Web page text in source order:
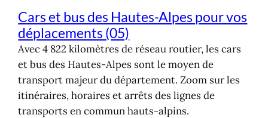
Cars et bus des Hautes-Alpes pour vos
déplacements (05)
Avec 4 822 kilomètres de réseau routier, les cars
et bus des Hautes-Alpes sont le moyen de
transport majeur du département. Zoom sur les
itinéraires, horaires et arrêts des lignes de
transports en commun hauts-alpins.